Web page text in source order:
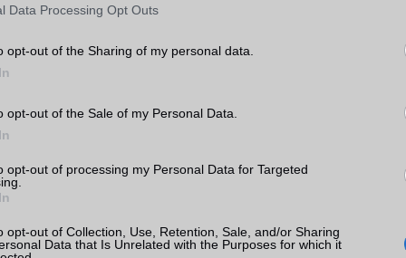
Data Processing Opt Outs
opt-out of the Sharing of my personal data.
opt-out of the Sale of my Personal Data.
opt-out of processing my Personal Data for Targeted
opt-out of Collection, Use, Retention, Sale, and/or Sharing
Data that Is Unrelated with the Purposes for which it
javításokat tartalmazó frissítéseket két hónapja küldték
érintett Android telefont kijavítják. És néhány régebbi telefon soha
megjelenése előtt elveszítik a támogatást.
Pro Max
Pro
Pro Max